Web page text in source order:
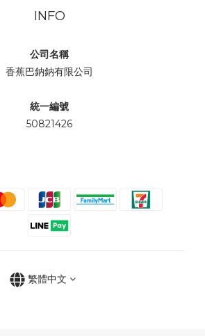
INFO
公司名稱
香蕉巴鈉鈉有限公司
統一編號
50821426
繁體中文